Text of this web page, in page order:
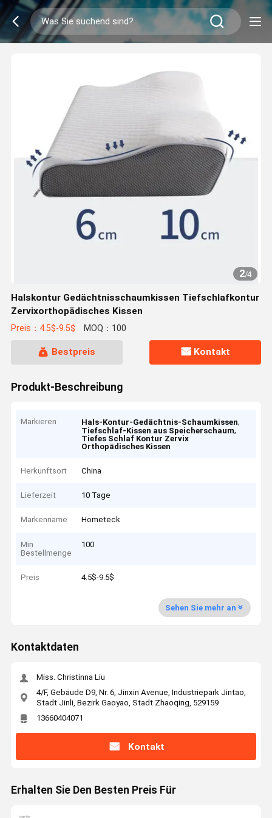
2/4
Halskontur Gedächtnisschaumkissen Tiefschlafkontur
Zervixorthopädisches Kissen
Preis：4.5$-9.5$ MOQ：100
Bestpreis Kontakt
Produkt-Beschreibung
Markieren Hals-Kontur-Gedächtnis-Schaumkissen,
Tiefschlaf-Kissen aus Speicherschaum,
Tiefes Schlaf Kontur Zervix
Orthopädisches Kissen
Herkunftsort China
Lieferzeit 10 Tage
Markenname Hometeck
Min
Bestellmenge
100
Preis 4.5$-9.5$
Sehen Sie mehr an
Kontaktdaten
Miss. Christinna Liu
4/F, Gebäude D9, Nr. 6, Jinxin Avenue, Industriepark Jintao,
Stadt Jinli, Bezirk Gaoyao, Stadt Zhaoqing, 529159
13660404071
Kontakt
Erhalten Sie Den Besten Preis Für